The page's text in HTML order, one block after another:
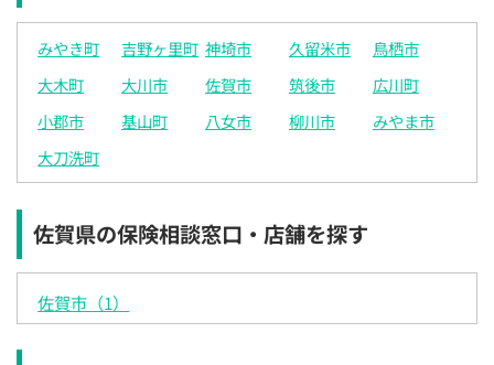
みやき町 吉野ヶ里町 神埼市 久留米市
鳥栖市
大木町
大川市 佐賀市 筑後市
広川町
小郡市
基山町 八女市 柳川市
みやま市
大刀洗町
佐賀県の保険相談窓口・店舗を探す
佐賀市（1）